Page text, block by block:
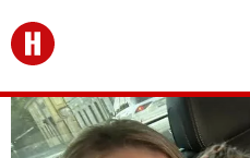
Перейти на главную